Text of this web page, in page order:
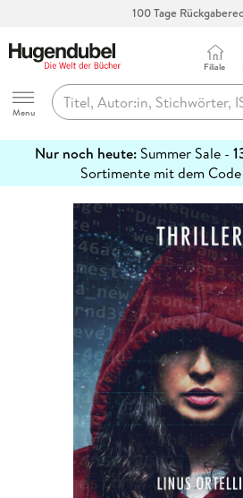
100 Tage
Hugendubel
Menu
Filiale
Nur noch heute: Summer Sale -
Sortimente mit dem Code
erfahren